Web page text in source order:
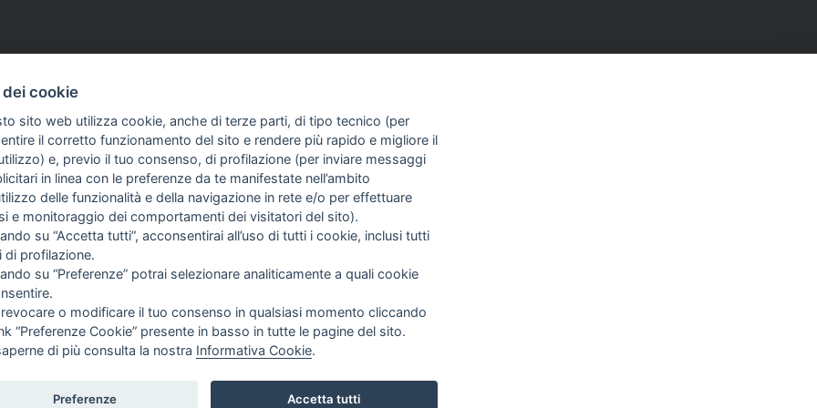
SULL'AZIENDA
SIAMO
GUIDA AGLI ACQUISTI
SPEDIZIONI E COSTI
PAGAMENTI
PROCEDURA DI ACQUISTO
PRIVACY
COOKIE POLICY
PREFERENZE COOKIE
dei cookie
sito web utilizza cookie, anche di terze parti, di tipo tecnico (per
il corretto funzionamento del sito e rendere più rapido e migliore il
e, previo il tuo consenso, di profilazione (per inviare messaggi
in linea con le preferenze da te manifestate nell’ambito
delle funzionalità e della navigazione in rete e/o per effettuare
e monitoraggio dei comportamenti dei visitatori del sito).
su “Accetta tutti”, acconsentirai all’uso di tutti i cookie, inclusi tutti
di profilazione.
su “Preferenze” potrai selezionare analiticamente a quali cookie
revocare o modificare il tuo consenso in qualsiasi momento cliccando
“Preferenze Cookie” presente in basso in tutte le pagine del sito.
di più consulta la nostra Informativa Cookie.
Preferenze Accetta tutti